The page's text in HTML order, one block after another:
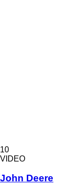
10
VIDEO
John Deere